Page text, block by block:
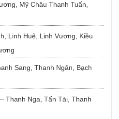
Mỹ Châu Thanh Tuấn,
Linh Huệ, Linh Vương, Kiều
Sang, Thanh Ngân, Bạch
Thanh Nga, Tấn Tài, Thanh